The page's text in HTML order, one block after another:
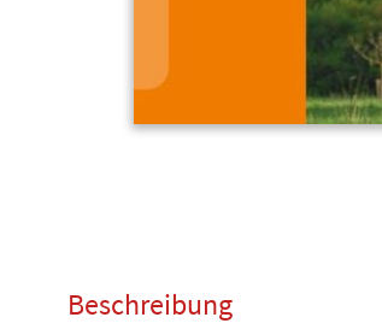
Beschreibung